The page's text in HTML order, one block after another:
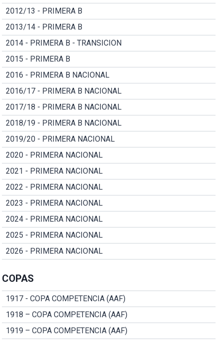
2012/13 - PRIMERA B
2013/14 - PRIMERA B
2014 - PRIMERA B - TRANSICION
2015 - PRIMERA B
2016 - PRIMERA B NACIONAL
2016/17 - PRIMERA B NACIONAL
2017/18 - PRIMERA B NACIONAL
2018/19 - PRIMERA B NACIONAL
2019/20 - PRIMERA NACIONAL
2020 - PRIMERA NACIONAL
2021 - PRIMERA NACIONAL
2022 - PRIMERA NACIONAL
2023 - PRIMERA NACIONAL
2024 - PRIMERA NACIONAL
2025 - PRIMERA NACIONAL
2026 - PRIMERA NACIONAL
COPAS
1917 - COPA COMPETENCIA (AAF)
1918 – COPA COMPETENCIA (AAF)
1919 – COPA COMPETENCIA (AAF)